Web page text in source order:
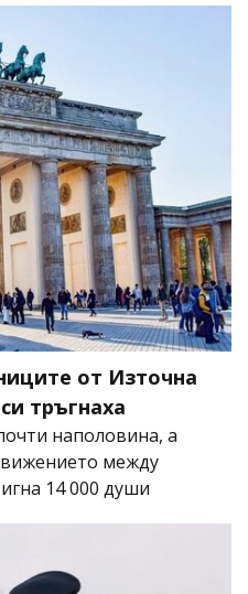
от Източна
тръгнаха
наполовина, а
между
14 000 души